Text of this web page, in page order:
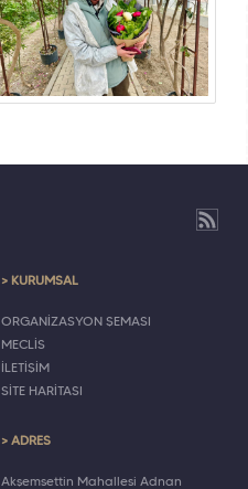
> KURUMSAL
ORGANİZASYON ŞEMASI
MECLİS
İLETİŞİM
SİTE HARİTASI
> ADRES
Akşemsettin Mahallesi Adnan